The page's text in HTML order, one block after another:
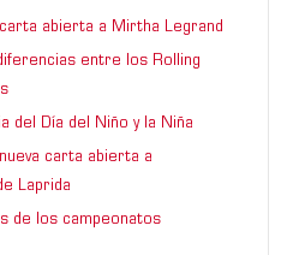
abierta a Mirtha Legrand
entre los Rolling
del Día del Niño y la Niña
carta abierta a
Laprida
de los campeonatos